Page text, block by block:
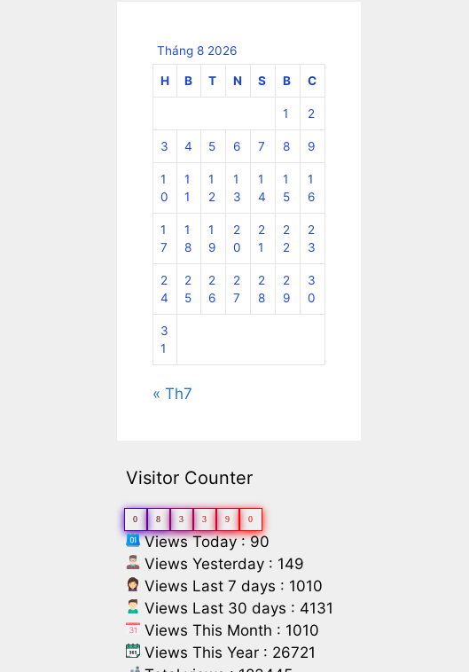
Tháng 8 2026
H B T N S B C
1 2
3 4 5 6 7 8 9
1
0
1
1
1
2
1
3
1
4
1
5
1
6
1
7
1
8
1
9
2
0
2
1
2
2
2
3
2
4
2
5
2
6
2
7
2
8
2
9
3
0
3
1
« Th7
Visitor Counter
0 8 3 3 9 0
Views Today : 90
Views Yesterday : 149
Views Last 7 days : 1010
Views Last 30 days : 4131
Views This Month : 1010
Views This Year : 26721